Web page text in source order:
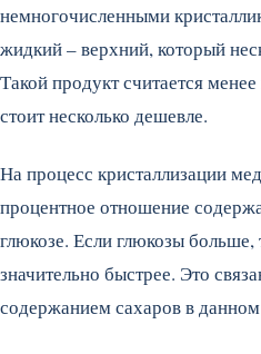
немногочисленными
жидкий – верхний, который
Такой продукт считается
стоит несколько дешевле.
На процесс кристаллизации
процентное отношение
глюкозе. Если глюкозы больше,
значительно быстрее. Это
содержанием сахаров в